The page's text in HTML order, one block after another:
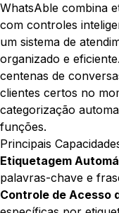
WhatsAble combina
com controles
um sistema de
organizado e
centenas de
clientes certos no
categorização
funções.
Principais
Etiquetagem
palavras-chave e
Controle de Acesso